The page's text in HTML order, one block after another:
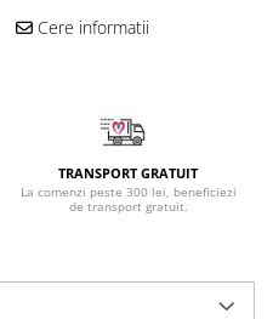
Cere informatii
TRANSPORT GRATUIT
La comenzi peste 300 lei, beneficiezi
de transport gratuit.